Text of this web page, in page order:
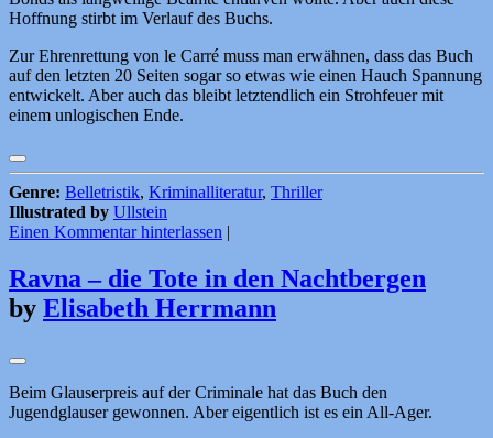
Hoffnung stirbt im Verlauf des Buchs.
Zur Ehrenrettung von le Carré muss man erwähnen, dass das Buch
auf den letzten 20 Seiten sogar so etwas wie einen Hauch Spannung
entwickelt. Aber auch das bleibt letztendlich ein Strohfeuer mit
einem unlogischen Ende.
Genre: Belletristik, Kriminalliteratur, Thriller
Illustrated by Ullstein
Einen Kommentar hinterlassen |
Ravna – die Tote in den Nachtbergen
by Elisabeth Herrmann
Beim Glauserpreis auf der Criminale hat das Buch den
Jugendglauser gewonnen. Aber eigentlich ist es ein All-Ager.